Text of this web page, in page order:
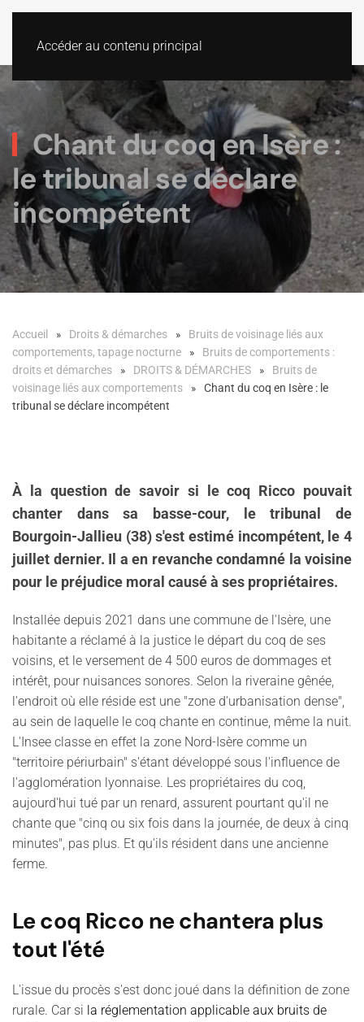
Accéder au contenu principal
Chant du coq en Isère :
le tribunal se déclare
incompétent
Accueil Droits & démarches
Bruits de voisinage liés aux
comportements, tapage nocturne
Bruits de comportements :
droits et démarches
DROITS & DÉMARCHES
Bruits de
voisinage liés aux comportements
Chant du coq en Isère : le
tribunal se déclare incompétent
À la question de savoir si le coq Ricco pouvait
chanter dans sa basse-cour, le tribunal de
Bourgoin-Jallieu (38) s'est estimé incompétent, le 4
juillet dernier. Il a en revanche condamné la voisine
pour le préjudice moral causé à ses propriétaires.
Installée depuis 2021 dans une commune de l'Isère, une
habitante a réclamé à la justice le départ du coq de ses
voisins, et le versement de 4 500 euros de dommages et
intérêt, pour nuisances sonores. Selon la riveraine gênée,
l'endroit où elle réside est une "zone d'urbanisation dense",
au sein de laquelle le coq chante en continue, même la nuit.
L'Insee classe en effet la zone Nord-Isère comme un
"territoire périurbain" s'étant développé sous l'influence de
l'agglomération lyonnaise. Les propriétaires du coq,
aujourd'hui tué par un renard, assurent pourtant qu'il ne
chante que "cinq ou six fois dans la journée, de deux à cinq
minutes", pas plus. Et qu'ils résident dans une ancienne
ferme.
Le coq Ricco ne chantera plus
tout l'été
L'issue du procès s'est donc joué dans la définition de zone
rurale. Car si la réglementation applicable aux bruits de